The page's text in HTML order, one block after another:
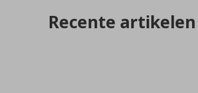
Recente artikelen